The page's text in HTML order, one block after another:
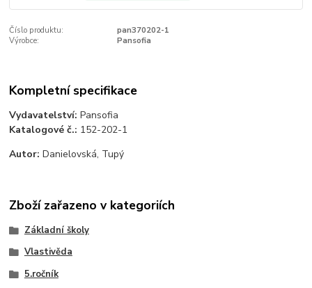
Číslo produktu:
pan370202-1
Výrobce:
Pansofia
Kompletní specifikace
Vydavatelství:Pansofia
Katalogové č.: 152-202-1
Autor: Danielovská, Tupý
Zboží zařazeno v kategoriích
Základní školy
Vlastivěda
5.ročník